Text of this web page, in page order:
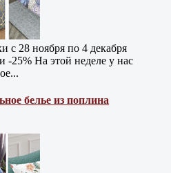
с 28 ноября по 4 декабря
-25% На этой неделе у нас
белье из поплина